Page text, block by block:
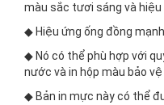
màu sắc tươi sáng và
◆ Hiệu ứng ống đồng
◆ Nó có thể phù hợp với
nước và in hộp màu bảo
◆ Bản in mực này có thể